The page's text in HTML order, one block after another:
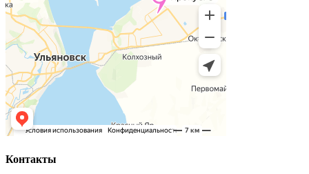
Контакты